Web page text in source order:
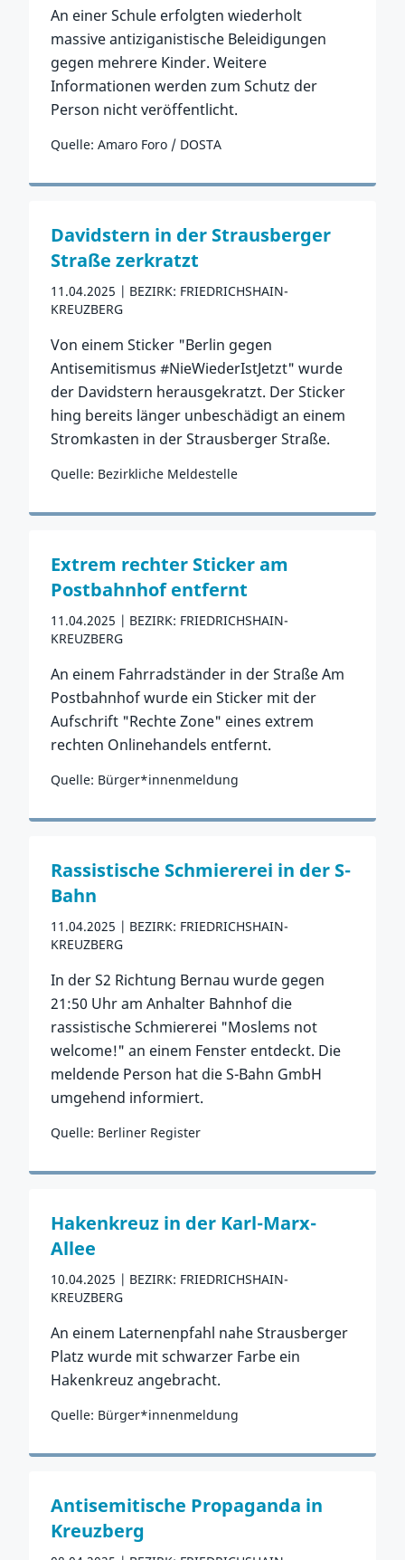
An einer Schule erfolgten wiederholt
massive antiziganistische Beleidigungen
gegen mehrere Kinder. Weitere
Informationen werden zum Schutz der
Person nicht veröffentlicht.
Quelle: Amaro Foro / DOSTA
Zum Vorfall
Davidstern in der Strausberger
Straße zerkratzt
11.04.2025
BEZIRK: FRIEDRICHSHAIN-
KREUZBERG
Von einem Sticker "Berlin gegen
Antisemitismus #NieWiederIstJetzt" wurde
der Davidstern herausgekratzt. Der Sticker
hing bereits länger unbeschädigt an einem
Stromkasten in der Strausberger Straße.
Quelle: Bezirkliche Meldestelle
Zum Vorfall
Extrem rechter Sticker am
Postbahnhof entfernt
11.04.2025
BEZIRK: FRIEDRICHSHAIN-
KREUZBERG
An einem Fahrradständer in der Straße Am
Postbahnhof wurde ein Sticker mit der
Aufschrift "Rechte Zone" eines extrem
rechten Onlinehandels entfernt.
Quelle: Bürger*innenmeldung
Zum Vorfall
Rassistische Schmiererei in der S-
Bahn
11.04.2025
BEZIRK: FRIEDRICHSHAIN-
KREUZBERG
In der S2 Richtung Bernau wurde gegen
21:50 Uhr am Anhalter Bahnhof die
rassistische Schmiererei "Moslems not
welcome!" an einem Fenster entdeckt. Die
meldende Person hat die S-Bahn GmbH
umgehend informiert.
Quelle: Berliner Register
Zum Vorfall
Hakenkreuz in der Karl-Marx-
Allee
10.04.2025
BEZIRK: FRIEDRICHSHAIN-
KREUZBERG
An einem Laternenpfahl nahe Strausberger
Platz wurde mit schwarzer Farbe ein
Hakenkreuz angebracht.
Quelle: Bürger*innenmeldung
Zum Vorfall
Antisemitische Propaganda in
Kreuzberg